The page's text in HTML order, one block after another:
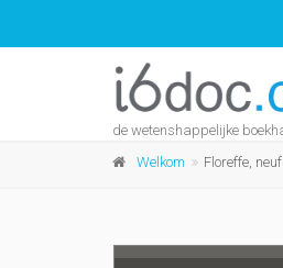
de wetenshappelijke
Welkom Floreffe, neuf